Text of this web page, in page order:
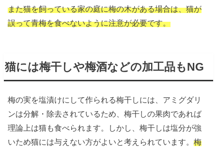
また猫を飼っている家の庭に梅の木がある場合は、猫が
誤って青梅を食べないように注意が必要です。
猫には梅干しや梅酒などの加工品もNG
梅の実を塩漬けにして作られる梅干しには、アミグダリ
ンは分解・除去されているため、梅干しの果肉であれば
理論上は猫も食べられます。しかし、梅干しは塩分が強
いため猫には与えない方がよいと考えられています。梅